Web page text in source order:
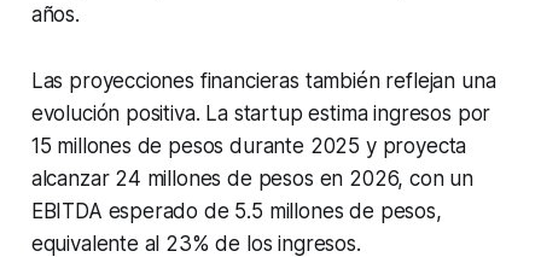
años.
Las proyecciones financieras también reflejan una
evolución positiva. La startup estima ingresos por
15 millones de pesos durante 2025 y proyecta
alcanzar 24 millones de pesos en 2026, con un
EBITDA esperado de 5.5 millones de pesos,
equivalente al 23% de los ingresos.